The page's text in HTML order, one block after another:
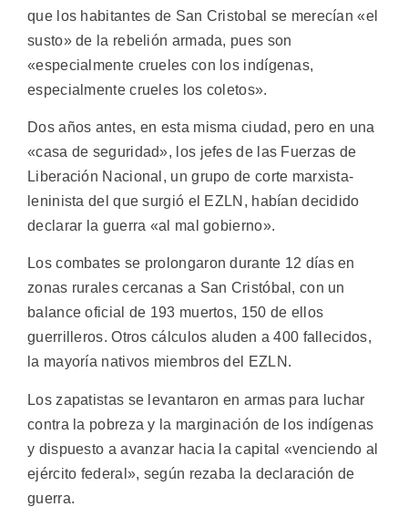
que los habitantes de San Cristobal se merecían «el
susto» de la rebelión armada, pues son
«especialmente crueles con los indígenas,
especialmente crueles los coletos».
Dos años antes, en esta misma ciudad, pero en una
«casa de seguridad», los jefes de las Fuerzas de
Liberación Nacional, un grupo de corte marxista-
leninista del que surgió el EZLN, habían decidido
declarar la guerra «al mal gobierno».
Los combates se prolongaron durante 12 días en
zonas rurales cercanas a San Cristóbal, con un
balance oficial de 193 muertos, 150 de ellos
guerrilleros. Otros cálculos aluden a 400 fallecidos,
la mayoría nativos miembros del EZLN.
Los zapatistas se levantaron en armas para luchar
contra la pobreza y la marginación de los indígenas
y dispuesto a avanzar hacia la capital «venciendo al
ejército federal», según rezaba la declaración de
guerra.